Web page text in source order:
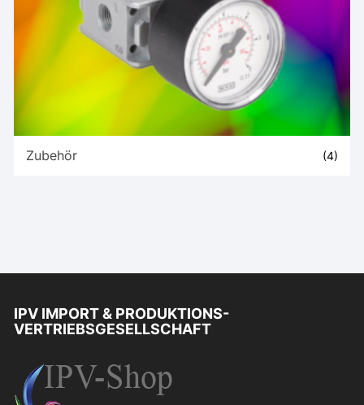
Zubehör (4)
IPV IMPORT & PRODUKTIONS-
VERTRIEBSGESELLSCHAFT